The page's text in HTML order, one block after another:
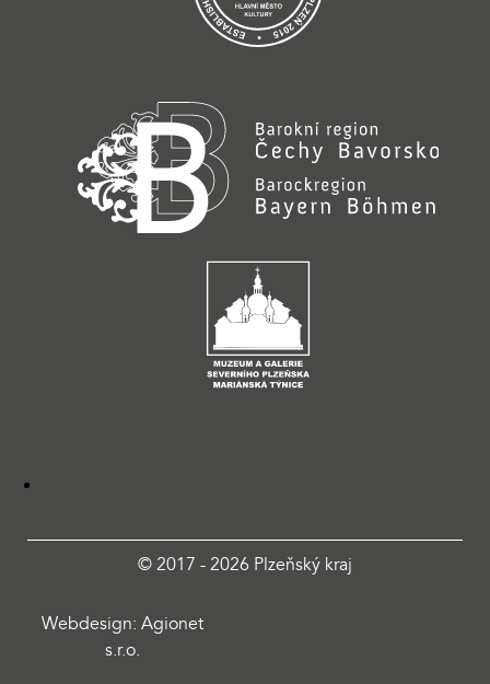
© 2017 - 2026 Plzeňský kraj
Webdesign: Agionet
s.r.o.